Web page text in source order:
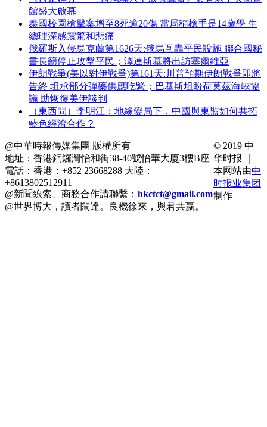
館盛大啟幕
泰國校園槍擊案增至8死逾20傷 當局稱槍手是14歲學 生
總理深感震驚和悲痛
俄羅斯入侵烏克蘭第1626天:俄烏互轟平民設施 聯合國秘
書長籲停止攻擊平民；澤連斯基將出訪塞爾維亞
伊朗戰爭(美以對伊戰爭)第161天:川普預期伊朗戰爭即將
告終 坦承部分彈藥供應吃緊；巴基斯坦盼荷莫茲海峽協
議 助恢復美伊談判
（東西問）李明江：地緣變局下，中國與東盟如何共拓
藍色經濟合作？
@中華時報傳媒集團 版權所有
地址：香港銅鑼灣怡和街38-40號怡華大廈3樓B座
電話：香港：+852 23668288 大陸：
+8613802512911
@新聞線索、商務合作請聯繫： hkctct@gmail.com
@世界博大，讀者闊達。良機徐來，與君共嬴。
© 2019 中
华时报 ｜
本网站由中
时报业集团
制作